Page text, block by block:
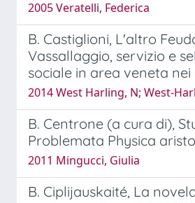
2005 Veratelli, Federica
B. Castiglioni, L'altro
Vassallaggio, servizio e
sociale in area veneta nei
2014 West Harling, N; West-
B. Centrone (a cura di),
Problemata Physica
2011 Mingucci, Giulia
B. Ciplijauskaité, La